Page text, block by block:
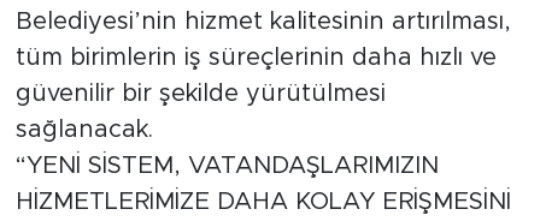
Belediyesi’nin hizmet kalitesinin artırılması,
tüm birimlerin iş süreçlerinin daha hızlı ve
güvenilir bir şekilde yürütülmesi
sağlanacak.
“YENİ SİSTEM, VATANDAŞLARIMIZIN
HİZMETLERİMİZE DAHA KOLAY ERİŞMESİNİ